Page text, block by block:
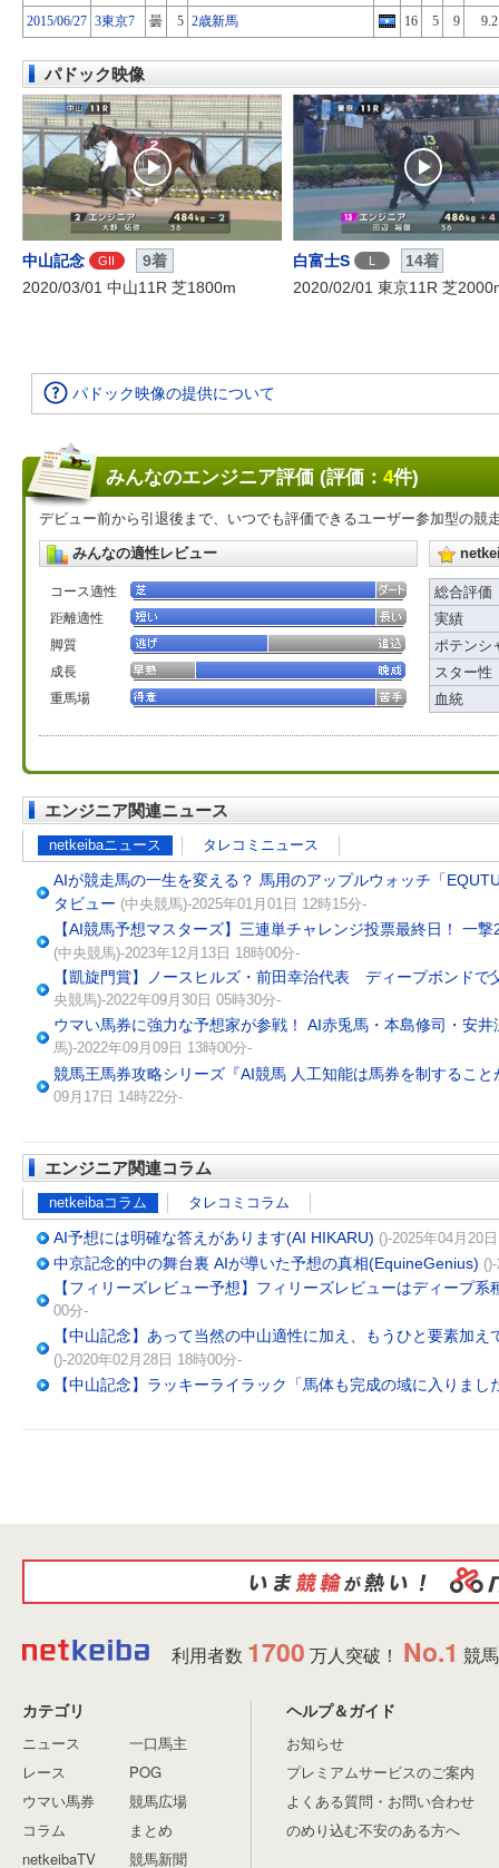
2015/06/27 3東京7 曇 5 2歳新馬 16 5 9 9.2
パドック映像
中山記念 GII
9着
2020/03/01 中山11R 芝1800m
白富士S L
14着
2020/02/01 東京11R 芝
パドック映像の提供について
みんなのエンジニア評価 (評価： 4件)
デビュー前から引退後まで、いつでも評価できるユーザー参加型の競
みんなの適性レビュー
コース適性
距離適性
脚質
成長
重馬場
総合評価
実績
ポテンシ
スター性
血統
エンジニア関連ニュース
netkeibaニュース タレコミニュース
AIが競走馬の一生を変える？ 馬用のアップルウォッチ「
タビュー (中央競馬)-2025年01月01日 12時15分-
【AI競馬予想マスターズ】三連単チャレンジ投票最終日！ 一
(中央競馬)-2023年12月13日 18時00分-
【凱旋門賞】ノースヒルズ・前田幸治代表 ディープボンド
央競馬)-2022年09月30日 05時30分-
ウマい馬券に強力な予想家が参戦！ AI赤兎馬・本島修司・安
馬)-2022年09月09日 13時00分-
競馬王馬券攻略シリーズ『AI競馬 人工知能は馬券を制するこ
09月17日 14時22分-
エンジニア関連コラム
netkeibaコラム タレコミコラム
AI予想には明確な答えがあります(AI HIKARU) ()-2025年04月20
中京記念的中の舞台裏 AIが導いた予想の真相(EquineGenius)
【フィリーズレビュー予想】フィリーズレビューはディープ系
00分-
【中山記念】あって当然の中山適性に加え、もうひと要素加
()-2020年02月28日 18時00分-
【中山記念】ラッキーライラック「馬体も完成の域に入りまし
利用者数 1700 万人突破！ No.1 競
カテゴリ
ニュース
レース
ウマい馬券
コラム
netkeibaTV
一口馬主
POG
競馬広場
まとめ
競馬新聞
ヘルプ＆ガイド
お知らせ
プレミアムサービスのご案内
よくある質問・お問い合わせ
のめり込む不安のある方へ